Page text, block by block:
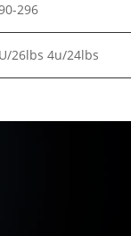
296
26lbs 4u/24lbs